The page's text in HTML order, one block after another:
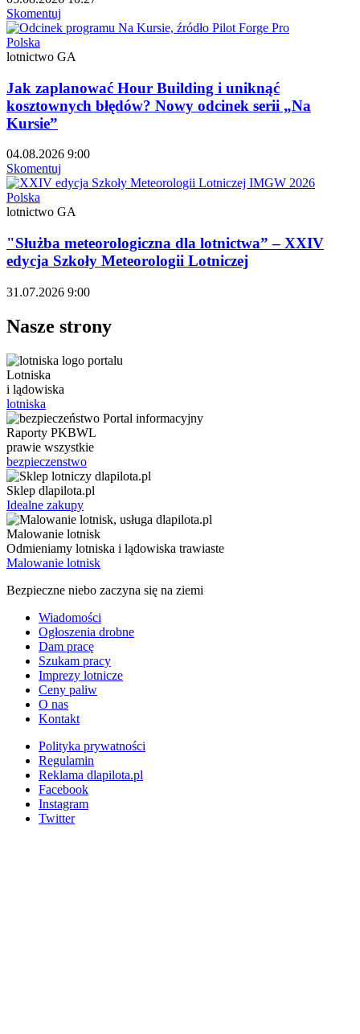
Skomentuj
Polska
lotnictwo GA
Jak zaplanować Hour Building i uniknąć
kosztownych błędów? Nowy odcinek serii „Na
Kursie”
04.08.2026 9:00
Skomentuj
Polska
lotnictwo GA
"Służba meteorologiczna dla lotnictwa” – XXIV
edycja Szkoły Meteorologii Lotniczej
31.07.2026 9:00
Nasze strony
Lotniska
i lądowiska
lotniska
Raporty PKBWL
prawie wszystkie
bezpieczenstwo
Sklep dlapilota.pl
Idealne zakupy
Malowanie lotnisk
Odmieniamy lotniska i lądowiska trawiaste
Malowanie lotnisk
Bezpieczne niebo zaczyna się na ziemi
Wiadomości
Ogłoszenia drobne
Dam pracę
Szukam pracy
Imprezy lotnicze
Ceny paliw
O nas
Kontakt
Polityka prywatności
Regulamin
Reklama dlapilota.pl
Facebook
Instagram
Twitter